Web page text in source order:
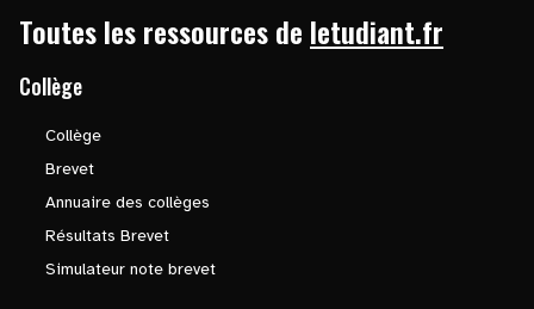
Toutes les ressources de letudiant.fr
Collège
Collège
Brevet
Annuaire des collèges
Résultats Brevet
Simulateur note brevet